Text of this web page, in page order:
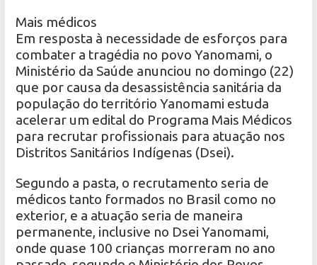
Mais médicos
Em resposta à necessidade de esforços para
combater a tragédia no povo Yanomami, o
Ministério da Saúde anunciou no domingo (22)
que por causa da desassistência sanitária da
população do território Yanomami estuda
acelerar um edital do Programa Mais Médicos
para recrutar profissionais para atuação nos
Distritos Sanitários Indígenas (Dsei).
Segundo a pasta, o recrutamento seria de
médicos tanto formados no Brasil como no
exterior, e a atuação seria de maneira
permanente, inclusive no Dsei Yanomami,
onde quase 100 crianças morreram no ano